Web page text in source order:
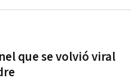
que se volvió viral